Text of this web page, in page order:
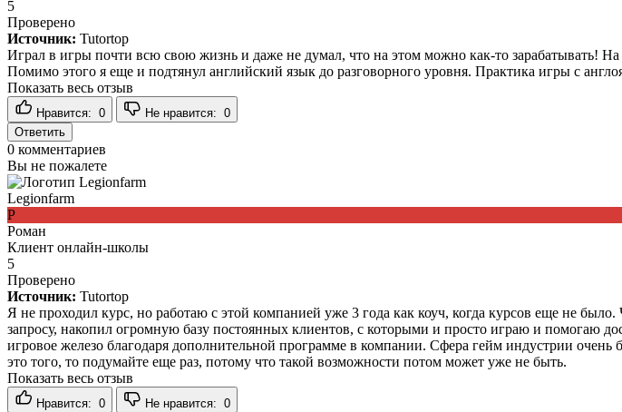
5
Проверено
Источник: Tutortop
Играл в игры почти всю свою жизнь и даже не думал, что на этом можно как-то зарабатывать!
Помимо этого я еще и подтянул английский язык до разговорного уровня. Практика игры с
Показать весь отзыв
Нравится: 0 Не нравится: 0
Ответить
0 комментариев
Вы не пожалете
Legionfarm
Р
Роман
Клиент онлайн-школы
5
Проверено
Источник: Tutortop
Я не проходил курс, но работаю с этой компанией уже 3 года как коуч, когда курсов еще не
запросу, накопил огромную базу постоянных клиентов, с которыми и просто играю и помогаю
игровое железо благодаря дополнительной программе в компании. Сфера гейм индустрии
это того, то подумайте еще раз, потому что такой возможности потом может уже не быть.
Показать весь отзыв
Нравится: 0 Не нравится: 0